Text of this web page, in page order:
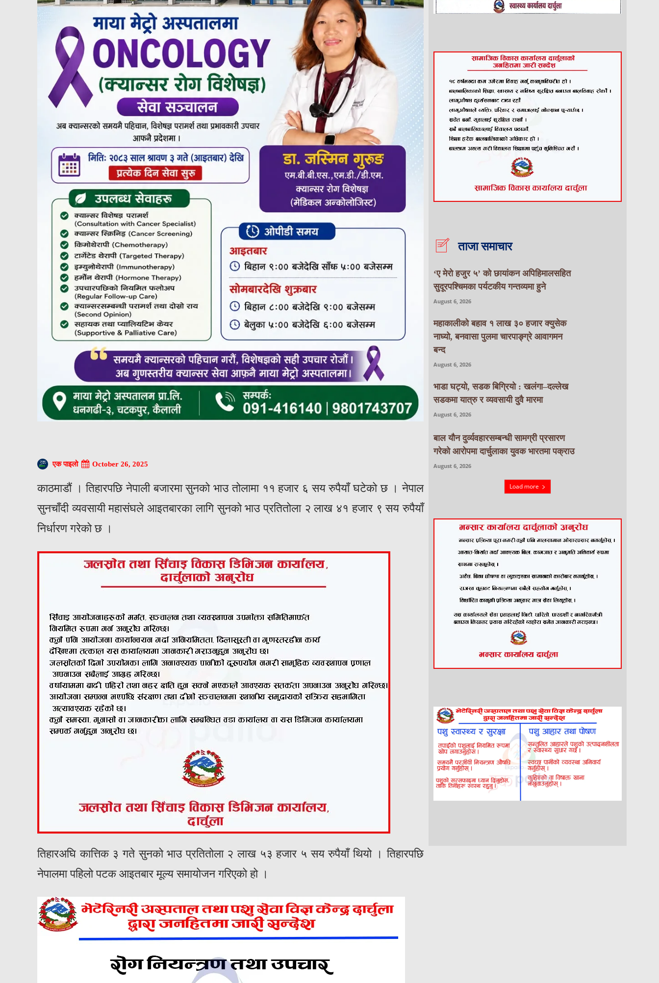
एक पाइलो October 26, 2025
काठमाडौं । तिहारपछि नेपाली बजारमा सुनको भाउ तोलामा ११ हजार ६ सय रुपैयाँ घटेको छ । नेपाल
सुनचाँदी व्यवसायी महासंघले आइतबारका लागि सुनको भाउ प्रतितोला २ लाख ४१ हजार ९ सय रुपैयाँ
निर्धारण गरेको छ ।
तिहारअघि कात्तिक ३ गते सुनको भाउ प्रतितोला २ लाख ५३ हजार ५ सय रुपैयाँ थियो । तिहारपछि
नेपालमा पहिलो पटक आइतबार मूल्य समायोजन गरिएको हो ।
ताजा समाचार
‘ए मेरो हजुर ५’ को छायांकन अपिहिमालसहित
सुदूरपश्चिमका पर्यटकीय गन्तव्यमा हुने
August 6, 2026
महाकालीको बहाव १ लाख ३० हजार क्युसेक
नाघ्यो, बनवासा पुलमा चारपाङ्ग्रे आवागमन
बन्द
August 6, 2026
भाडा घट्यो, सडक बिग्रियो : खलंगा–दल्लेख
सडकमा यात्रु र व्यवसायी दुवै मारमा
August 6, 2026
बाल यौन दुर्व्यवहारसम्बन्धी सामग्री प्रसारण
गरेको आरोपमा दार्चुलाका युवक भारतमा पक्राउ
August 6, 2026
Load more